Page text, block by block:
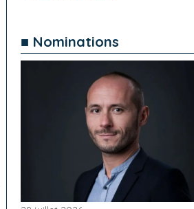
■ Nominations